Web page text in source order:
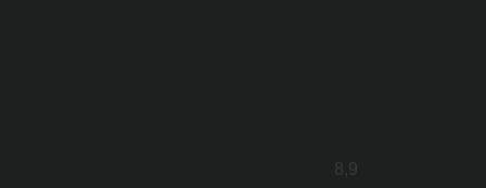
8,9